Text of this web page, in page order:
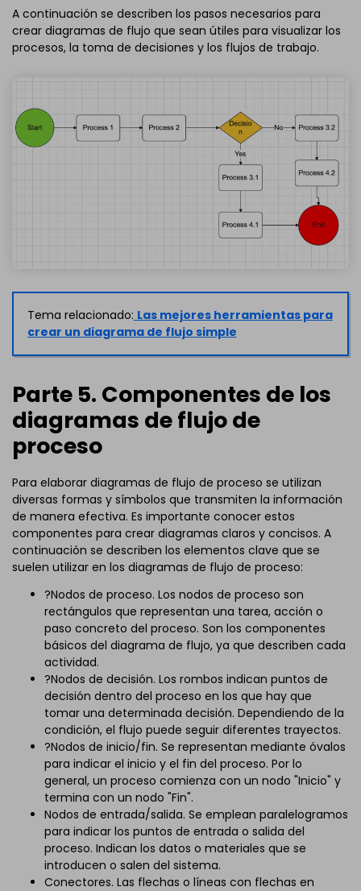
A continuación se describen los pasos necesarios para
crear diagramas de flujo que sean útiles para visualizar los
procesos, la toma de decisiones y los flujos de trabajo.
Tema relacionado: Las mejores herramientas para
crear un diagrama de flujo simple
Parte 5. Componentes de los
diagramas de flujo de
proceso
Para elaborar diagramas de flujo de proceso se utilizan
diversas formas y símbolos que transmiten la información
de manera efectiva. Es importante conocer estos
componentes para crear diagramas claros y concisos. A
continuación se describen los elementos clave que se
suelen utilizar en los diagramas de flujo de proceso:
?Nodos de proceso. Los nodos de proceso son
rectángulos que representan una tarea, acción o
paso concreto del proceso. Son los componentes
básicos del diagrama de flujo, ya que describen cada
actividad.
?Nodos de decisión. Los rombos indican puntos de
decisión dentro del proceso en los que hay que
tomar una determinada decisión. Dependiendo de la
condición, el flujo puede seguir diferentes trayectos.
?Nodos de inicio/fin. Se representan mediante óvalos
para indicar el inicio y el fin del proceso. Por lo
general, un proceso comienza con un nodo "Inicio" y
termina con un nodo "Fin".
Nodos de entrada/salida. Se emplean paralelogramos
para indicar los puntos de entrada o salida del
proceso. Indican los datos o materiales que se
introducen o salen del sistema.
Conectores. Las flechas o líneas con flechas en